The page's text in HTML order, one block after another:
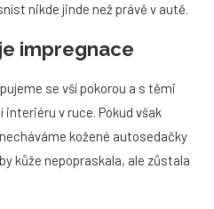
nikde jinde než právě v autě.
impregnace
se vší pokorou a s těmi
v ruce. Pokud však
kožené autosedačky
kůže nepopraskala, ale zůstala